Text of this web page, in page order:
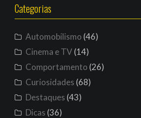
Categorias
Automobilismo (46)
Cinema e TV(14)
Comportamento (26)
Curiosidades (68)
Destaques (43)
Dicas (36)